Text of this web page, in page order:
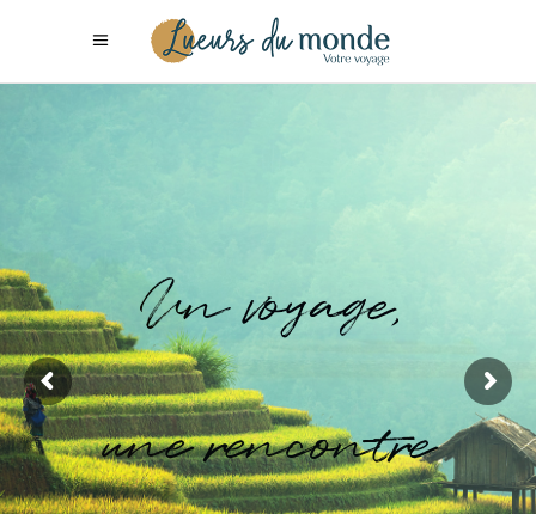
Un voyage,
une rencontre